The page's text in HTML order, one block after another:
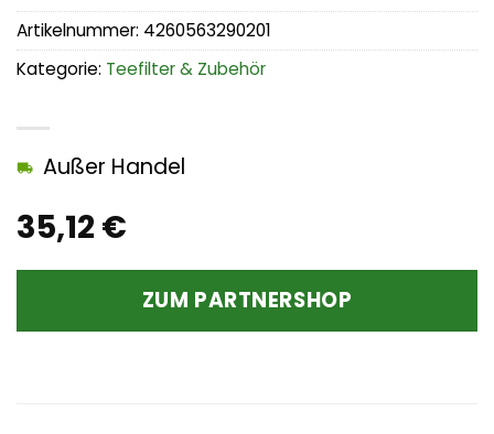
35,12 €
Außer Handel
ZUM PARTNERSHOP
Artikelnummer: 4260563290201
Kategorie: Teefilter & Zubehör